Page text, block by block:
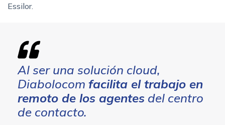
Essilor.
Al ser una solución cloud,
Diabolocom facilita el trabajo en
remoto de los agentes del centro
de contacto.